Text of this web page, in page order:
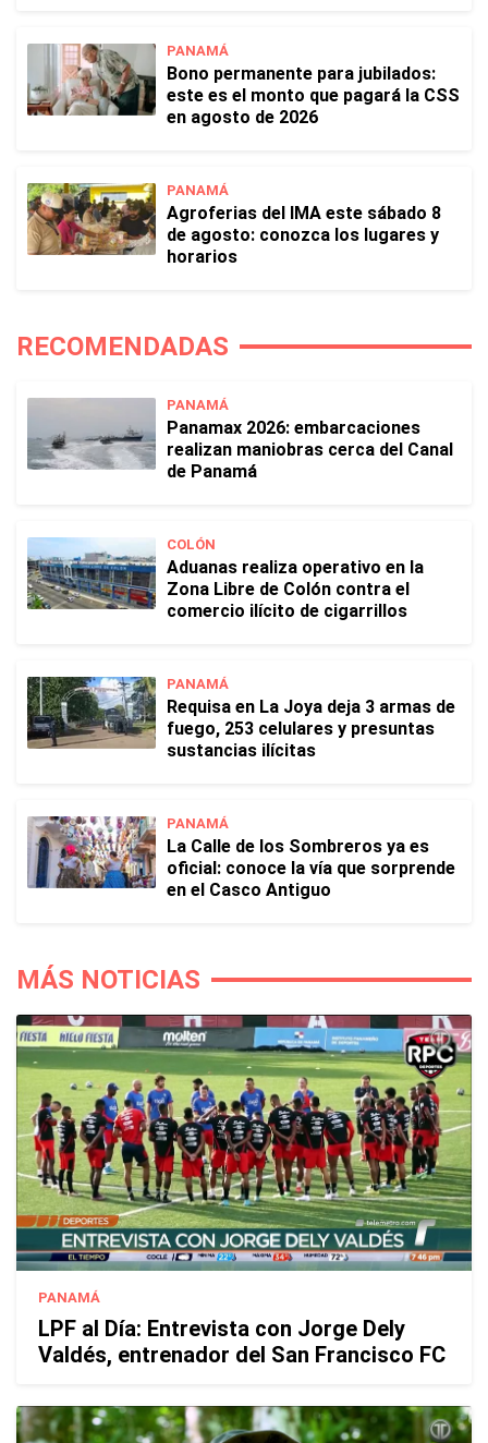
PANAMÁ
Bono permanente para jubilados:
este es el monto que pagará la CSS
en agosto de 2026
PANAMÁ
Agroferias del IMA este sábado 8
de agosto: conozca los lugares y
horarios
RECOMENDADAS
PANAMÁ
Panamax 2026: embarcaciones
realizan maniobras cerca del Canal
de Panamá
COLÓN
Aduanas realiza operativo en la
Zona Libre de Colón contra el
comercio ilícito de cigarrillos
PANAMÁ
Requisa en La Joya deja 3 armas de
fuego, 253 celulares y presuntas
sustancias ilícitas
PANAMÁ
La Calle de los Sombreros ya es
oficial: conoce la vía que sorprende
en el Casco Antiguo
MÁS NOTICIAS
PANAMÁ
LPF al Día: Entrevista con Jorge Dely
Valdés, entrenador del San Francisco FC